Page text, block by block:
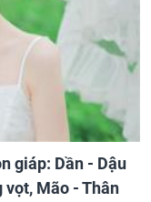
giáp: Dần - Dậu
Mão - Thân